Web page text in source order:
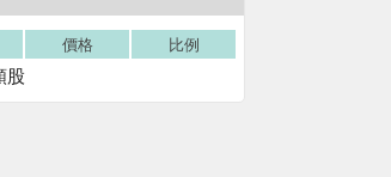
價格 比例
股